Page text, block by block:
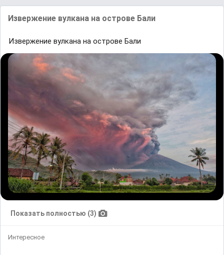
Извержение вулкана на острове Бали
Извержение вулкана на острове Бали
Показать полностью (3)
Интересное